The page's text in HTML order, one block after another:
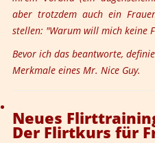
aber trotzdem auch ein
stellen: "Warum will mich keine
Bevor ich das beantworte,
Merkmale eines Mr. Nice Guy.
Neues
Der Flirtkurs für